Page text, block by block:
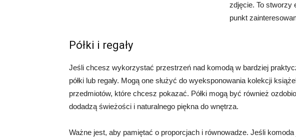
zdjęcie. To stworzy
punkt
Półki i regały
Jeśli chcesz wykorzystać przestrzeń nad komodą w bardziej
półki lub regały. Mogą one służyć do wyeksponowania kolekcji
przedmiotów, które chcesz pokazać. Półki mogą być również
dodadzą świeżości i naturalnego piękna do wnętrza.
Ważne jest, aby pamiętać o proporcjach i równowadze. Jeśli